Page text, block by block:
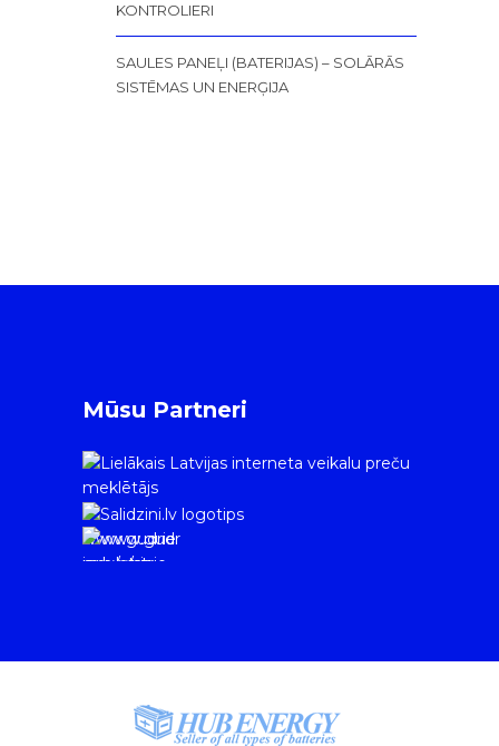
KONTROLIERI
SAULES PANEĻI (BATERIJAS) – SOLĀRĀS
SISTĒMAS UN ENERĢIJA
Mūsu Partneri
www.gudrie
m.lv/atrie-